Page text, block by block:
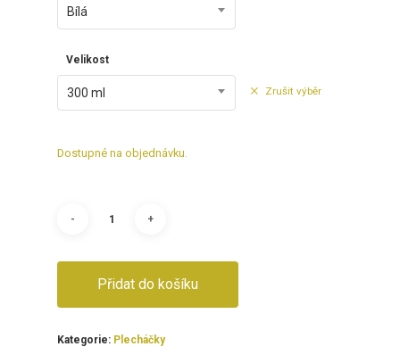
Bílá
Velikost
300 ml Zrušit výběr
Dostupné na objednávku.
Přidat do košíku
Kategorie: Plecháčky